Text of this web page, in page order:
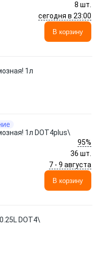
8 шт.
сегодня в 23:00
В корзину
1л
1л DOT4plus\
95%
36 шт.
7 - 9 августа
В корзину
DOT4\